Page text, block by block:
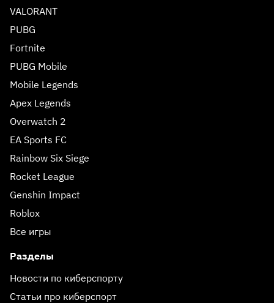
VALORANT
PUBG
Fortnite
PUBG Mobile
Mobile Legends
Apex Legends
Overwatch 2
EA Sports FC
Rainbow Six Siege
Rocket League
Genshin Impact
Roblox
Все игры
Разделы
Новости по киберспорту
Статьи про киберспорт